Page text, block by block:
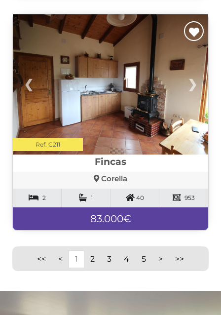
❮ ❯
Ref. C211
Fincas
Corella
2 1 40 953
83.000€
<< < 1 2 3 4 5 > >>